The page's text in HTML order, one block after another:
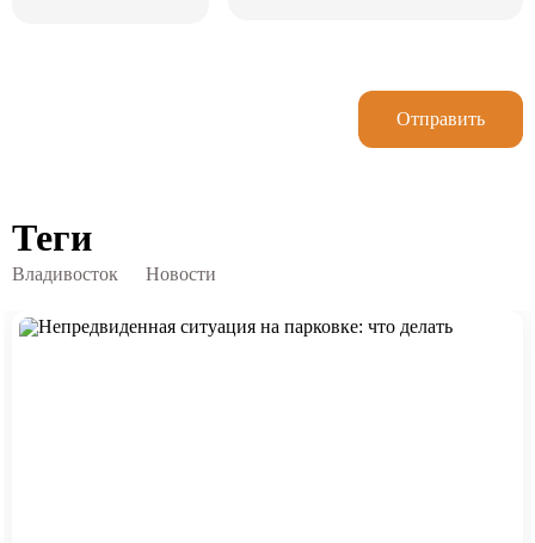
Отправить
Теги
Владивосток Новости